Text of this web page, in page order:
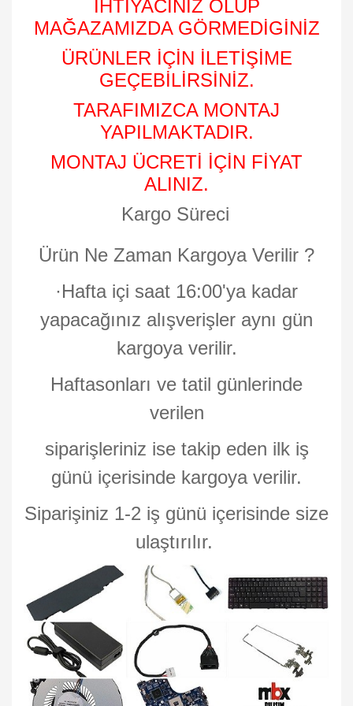
İHTİYACINIZ OLUP
MAĞAZAMIZDA GÖRMEDİGİNİZ
ÜRÜNLER İÇİN İLETİŞİME
GEÇEBİLİRSİNİZ.
TARAFIMIZCA MONTAJ
YAPILMAKTADIR.
MONTAJ ÜCRETİ İÇİN FİYAT
ALINIZ.
Kargo Süreci
Ürün Ne Zaman Kargoya Verilir ?
·Hafta içi saat 16:00'ya kadar
yapacağınız alışverişler aynı gün
kargoya verilir.
Haftasonları ve tatil günlerinde
verilen
siparişleriniz ise takip eden ilk iş
günü içerisinde kargoya verilir.
Siparişiniz 1-2 iş günü içerisinde size
ulaştırılır.